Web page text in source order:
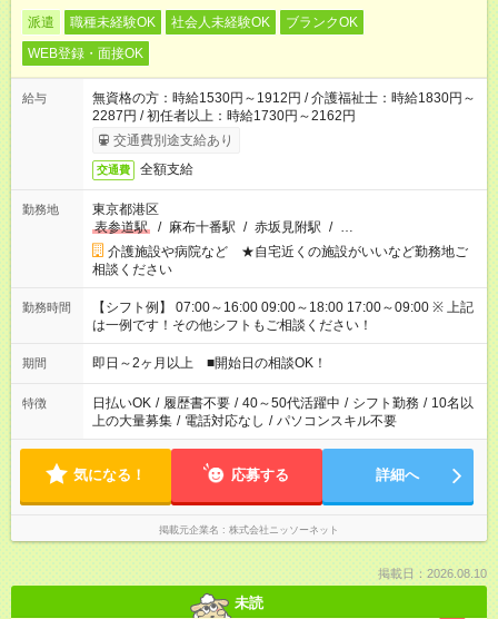
派遣 職種未経験OK 社会人未経験OK
ブランクOK
WEB登録・面接OK
給与
無資格の方：時給1530円～1912円 / 介護福祉士：時給1830円～
2287円 / 初任者以上：時給1730円～2162円
交通費別途支給あり
交通費 全額支給
勤務地
東京都港区
表参道駅
/ 麻布十番駅 / 赤坂見附駅 / …
介護施設や病院など ★自宅近くの施設がいいなど勤務地ご
相談ください
勤務時間
【シフト例】 07:00～16:00 09:00～18:00 17:00～09:00 ※ 上記
は一例です！その他シフトもご相談ください！
期間 即日～2ヶ月以上 ■開始日の相談OK！
特徴 日払いOK / 履歴書不要 / 40～50代活躍中 / シフト勤務 / 10名以
上の大量募集 / 電話対応なし / パソコンスキル不要
気になる！ 応募する 詳細へ
掲載元企業名 株式会社ニッソーネット
掲載日：2026.08.10
未読